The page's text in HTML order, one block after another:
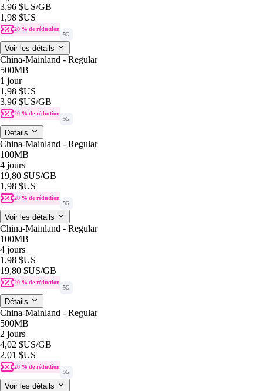
3,96 $US/GB
1,98 $US
20 % de réduction
5G
Voir les détails
China-Mainland - Regular
500MB
1 jour
1,98 $US
3,96 $US/GB
20 % de réduction
5G
Détails
China-Mainland - Regular
100MB
4 jours
19,80 $US/GB
1,98 $US
20 % de réduction
5G
Voir les détails
China-Mainland - Regular
100MB
4 jours
1,98 $US
19,80 $US/GB
20 % de réduction
5G
Détails
China-Mainland - Regular
500MB
2 jours
4,02 $US/GB
2,01 $US
20 % de réduction
5G
Voir les détails